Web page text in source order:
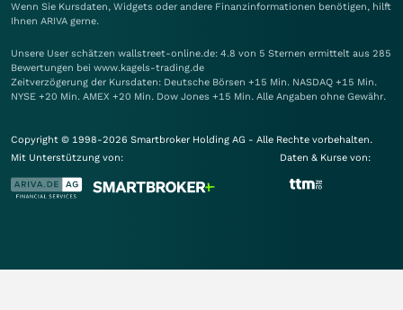
Wenn Sie Kursdaten, Widgets oder andere Finanzinformationen benötigen, hilft
Ihnen ARIVA gerne.
Unsere User schätzen wallstreet-online.de: 4.8 von 5 Sternen ermittelt aus 285
Bewertungen bei www.kagels-trading.de
Zeitverzögerung der Kursdaten: Deutsche Börsen +15 Min. NASDAQ +15 Min.
NYSE +20 Min. AMEX +20 Min. Dow Jones +15 Min. Alle Angaben ohne Gewähr.
Copyright © 1998-2026 Smartbroker Holding AG - Alle Rechte vorbehalten.
Mit Unterstützung von:
Daten & Kurse von: